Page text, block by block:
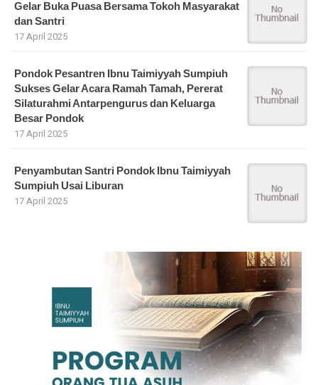
Gelar Buka Puasa Bersama Tokoh Masyarakat
dan Santri
17 April 2025
Pondok Pesantren Ibnu Taimiyyah Sumpiuh
Sukses Gelar Acara Ramah Tamah, Pererat
Silaturahmi Antarpengurus dan Keluarga
Besar Pondok
17 April 2025
Penyambutan Santri Pondok Ibnu Taimiyyah
Sumpiuh Usai Liburan
17 April 2025